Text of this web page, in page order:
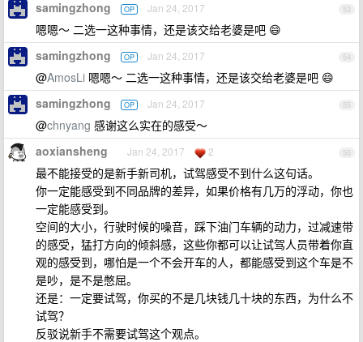
53
samingzhong OP Jan 24, 2017
嗯嗯～ 二选一这种事情，还是该交给老婆是吧 😄
54
samingzhong OP Jan 24, 2017
@AmosLi 嗯嗯～ 二选一这种事情，还是该交给老婆是吧 😄
55
samingzhong OP Jan 24, 2017
@chnyang 感谢这么实在的感受～
56
aoxiansheng Jan 24, 2017 2
最不能接受的是新手新司机，试驾感受不到什么这句话。
你一定能感受到不同品牌的差异，如果价格有几万的浮动，你也
一定能感受到。
空间的大小，行驶时候的噪音，踩下油门车辆的动力，过减速带
的感受，猛打方向的倾斜感，这些你都可以让试驾人员带着你直
观的感受到，哪怕是一个不会开车的人，都能感受到这个车是不
是吵，是不是憋屈。
还是：一定要试驾，你买的不是几块钱几十块的东西，为什么不
试驾？
反驳说新手不需要试驾这个观点。